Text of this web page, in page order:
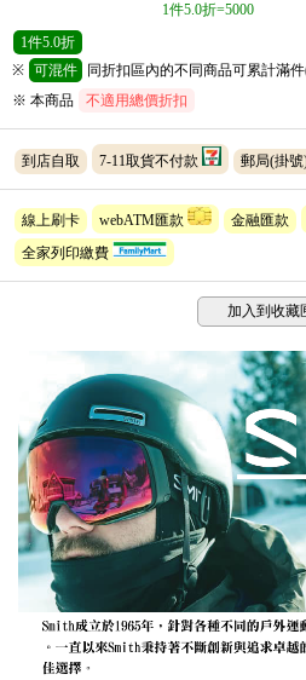
1件5.0折=5000
1件5.0折
※ 可混件
同折扣區內的不同商品可累計滿
※ 本商品
不適用總價折扣
到店自取 7-11取貨不付款 郵局(掛號
線上刷卡 webATM匯款 金融匯款
全家列印繳費
加入到收藏